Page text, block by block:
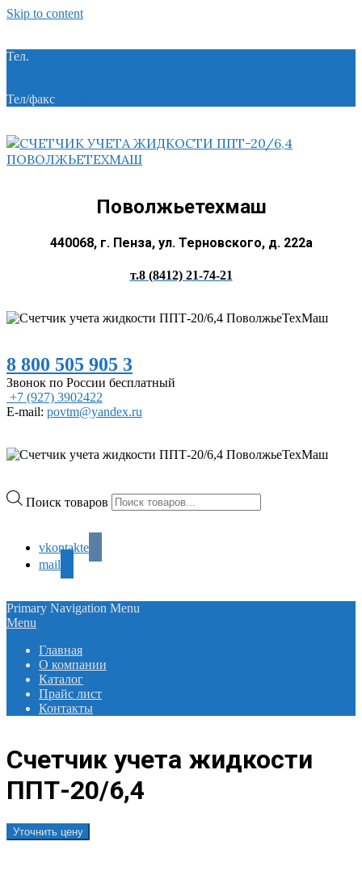
Skip to content
Тел.
Тел/факс
Поволжьетехмаш
440068, г. Пенза, ул. Терновского, д. 222а
т.8 (8412) 21-74-21
8 800 505 905 3
Звонок по России бесплатный
+7 (927) 3902422
E-mail: povtm@yandex.ru
Поиск товаров
vkontakte
mail
Primary Navigation Menu
Menu
Главная
О компании
Каталог
Прайс лист
Контакты
Счетчик учета жидкости
ППТ-20/6,4
Уточнить цену